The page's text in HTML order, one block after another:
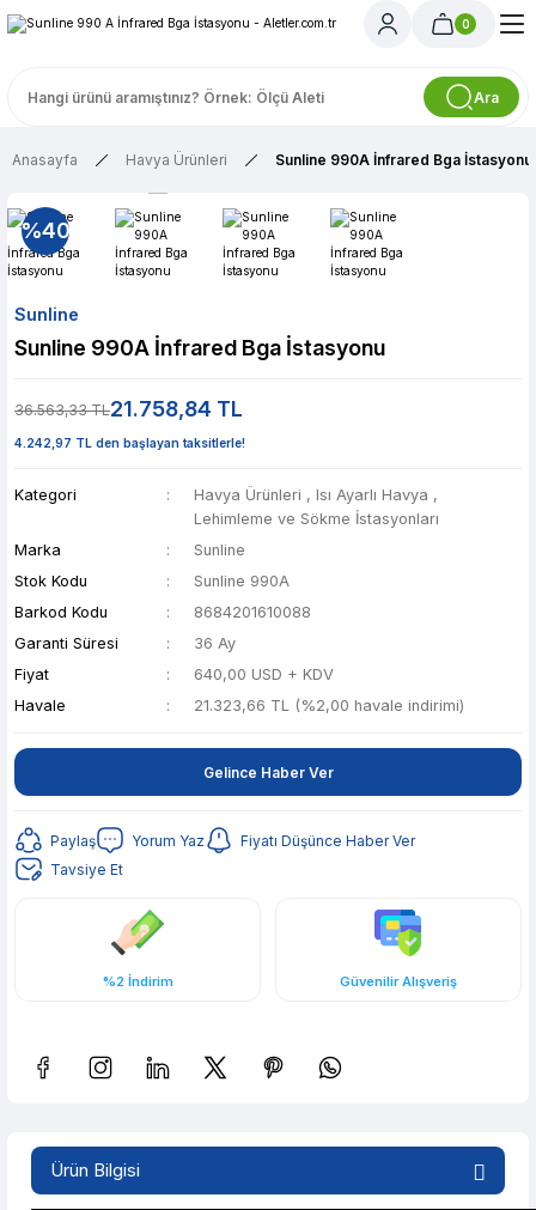
Ara
0
Anasayfa Havya Ürünleri Sunline 990A İnfrared Bga İstasyonu
%40
Sunline
Sunline 990A İnfrared Bga İstasyonu
36.563,33 TL21.758,84 TL
4.242,97 TL den başlayan taksitlerle!
Kategori Havya Ürünleri , Isı Ayarlı Havya ,
Lehimleme ve Sökme İstasyonları
Marka
Sunline
Stok Kodu
Sunline 990A
Barkod Kodu
8684201610088
Garanti Süresi
36 Ay
Fiyat
640,00 USD + KDV
Havale
21.323,66 TL (%2,00 havale indirimi)
Gelince Haber Ver
Paylaş Yorum Yaz
Fiyatı Düşünce Haber Ver
Tavsiye Et
%2 İndirim Güvenilir Alışveriş
Ürün Bilgisi